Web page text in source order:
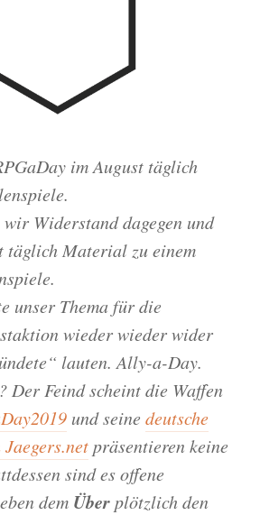
im August täglich
Widerstand dagegen und
täglich Material zu einem
unser Thema für die
wieder wieder wider
lauten. Ally-a-Day.
Der Feind scheint die Waffen
und seine deutsche
präsentieren keine
sind es offene
dem Über plötzlich den